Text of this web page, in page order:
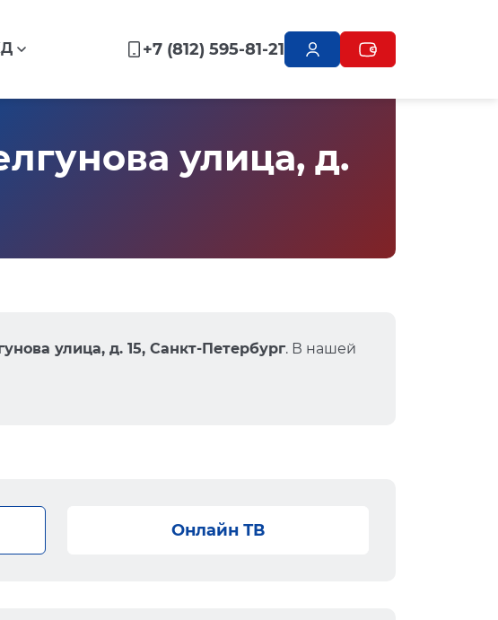
+7 (812) 595-81-21
улица, д.
улица, д. 15, Санкт-Петербург. В нашей
Онлайн ТВ